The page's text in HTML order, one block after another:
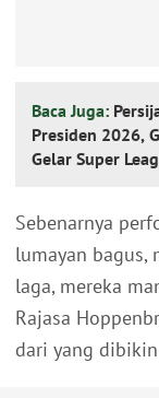
Baca Juga:
Presiden 2026,
Gelar Super
Sebenarnya
lumayan bagus,
laga, mereka
Rajasa
dari yang